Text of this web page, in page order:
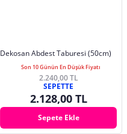
Dekosan Abdest Taburesi (50cm)
Son 10 Günün En Düşük Fiyatı
2.240,00 TL
SEPETTE
2.128,00 TL
Sepete Ekle